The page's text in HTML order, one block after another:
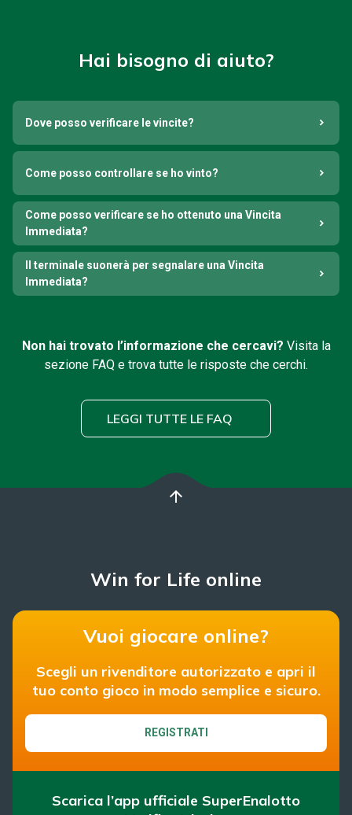
Hai bisogno di aiuto?
Dove posso verificare le vincite?
Come posso controllare se ho vinto?
Come posso verificare se ho ottenuto una Vincita
Immediata?
Il terminale suonerà per segnalare una Vincita
Immediata?
Non hai trovato l’informazione che cercavi? Visita la
sezione FAQ e trova tutte le risposte che cerchi.
LEGGI TUTTE LE FAQ
arrow_upward
Win for Life online
Vuoi giocare online?
Scegli un rivenditore autorizzato e apri il
tuo conto gioco in modo semplice e sicuro.
REGISTRATI
Scarica l’app ufficiale SuperEnalotto